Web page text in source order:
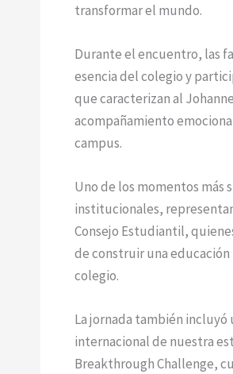
transformar el mundo.
Durante el encuentro, las
esencia del colegio y
que caracterizan al
acompañamiento
campus.
Uno de los momentos
institucionales,
Consejo Estudiantil,
de construir una
colegio.
La jornada también
internacional de nuestra
Breakthrough Challenge,